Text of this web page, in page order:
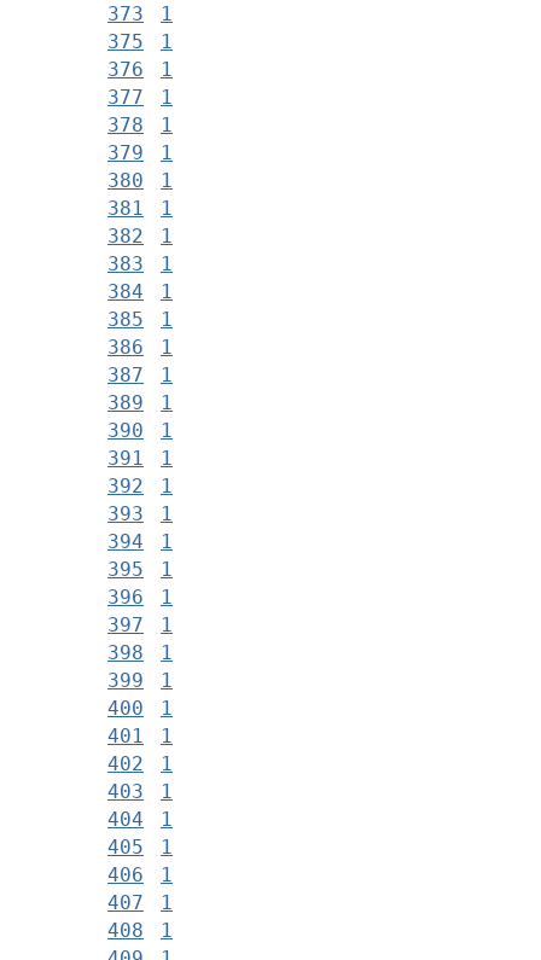
373
1
375
1
376
1
377
1
378
1
379
1
380
1
381
1
382
1
383
1
384
1
385
1
386
1
387
1
389
1
390
1
391
1
392
1
393
1
394
1
395
1
396
1
397
1
398
1
399
1
400
1
401
1
402
1
403
1
404
1
405
1
406
1
407
1
408
1